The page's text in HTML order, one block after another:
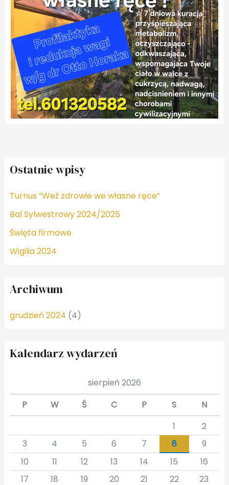
Ostatnie wpisy
Turnus “Weź zdrowie we własne ręce”
Bal Sylwestrowy 2024/2025
Święta firmowe
Wigilia 2024
Archiwum
grudzień 2024 (4)
Kalendarz wydarzeń
sierpień 2026
P
W Ś C P S
N
1
2
3
4 5 6 7 8
9
10
11 12 13 14 15
16
17
18 19 20 21 22
23